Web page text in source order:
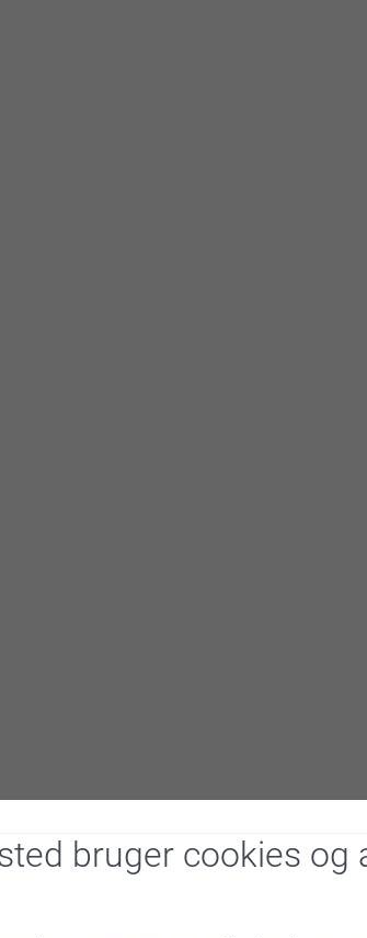
bruger cookies og